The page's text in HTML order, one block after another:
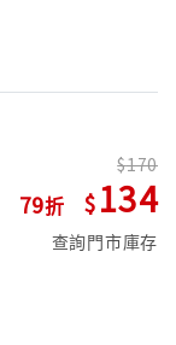
79
170
134
查詢門市庫存